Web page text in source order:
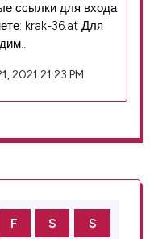
ссылки для входа
krak-36.at Для
2021 21:23 PM
F S S